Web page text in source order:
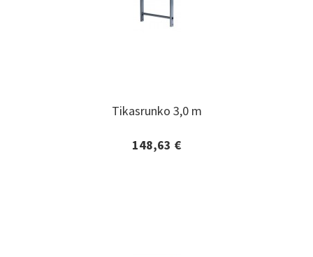
Tikasrunko 3,0 m
148,63 €
Tikasrunko 3,0 m
Lisätiedot ja tilaaminen